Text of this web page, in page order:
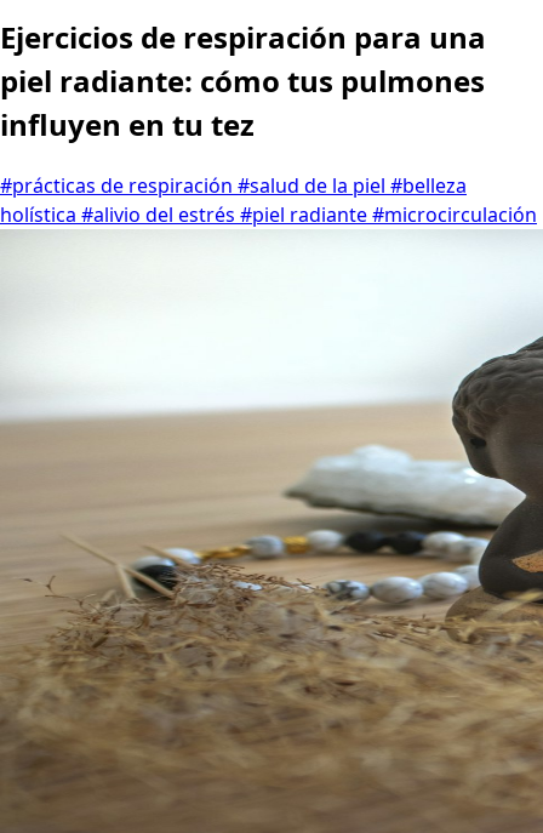
Ejercicios de respiración para una
piel radiante: cómo tus pulmones
influyen en tu tez
#prácticas de respiración #salud de la piel #belleza
holística #alivio del estrés #piel radiante#microcirculación